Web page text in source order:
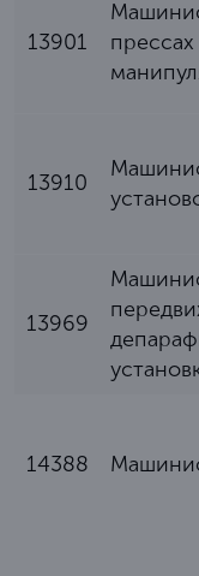
13901
прессах
13910
13969
14388